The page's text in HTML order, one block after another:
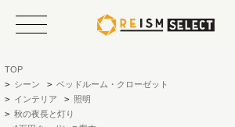
TOP
> シーン > ベッドルーム・クローゼット
> インテリア > 照明
> 秋の夜長と灯り